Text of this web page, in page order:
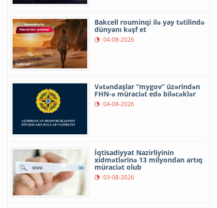
Bakcell rouminqi ilə yay tətilində
dünyanı kəşf et
04-08-2026
Vətəndaşlar “mygov” üzərindən
FHN-ə müraciət edə biləcəklər
04-08-2026
İqtisadiyyat Nazirliyinin
xidmətlərinə 13 milyondan artıq
müraciət olub
03-08-2026